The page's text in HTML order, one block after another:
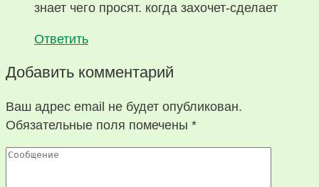
знает чего просят. когда захочет-сделает
Ответить
Добавить комментарий
Ваш адрес email не будет опубликован.
Обязательные поля помечены *